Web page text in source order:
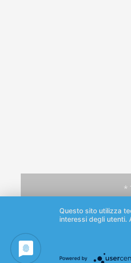
*
Questo sito utilizza
interessi degli utenti.
Powered by